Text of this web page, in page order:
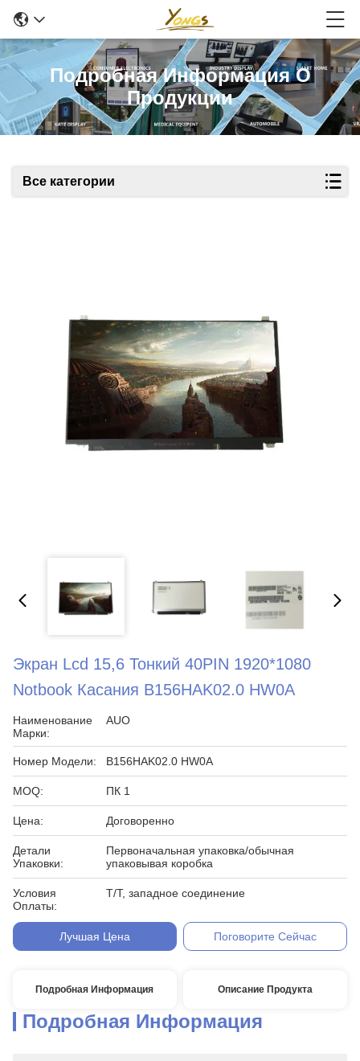
Подробная Информация О
Продукции
Все категории
Экран Lcd 15,6 Тонкий 40PIN 1920*1080
Notbook Касания B156HAK02.0 HW0A
Наименование
Марки:
AUO
Номер Модели: B156HAK02.0 HW0A
MOQ: ПК 1
Цена: Договоренно
Детали
Упаковки:
Первоначальная упаковка/обычная
упаковывая коробка
Условия
Оплаты:
T/T, западное соединение
Лучшая Цена Поговорите Сейчас
Подробная Информация Описание Продукта
Подробная Информация